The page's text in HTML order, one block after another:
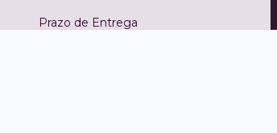
Prazo de Entrega